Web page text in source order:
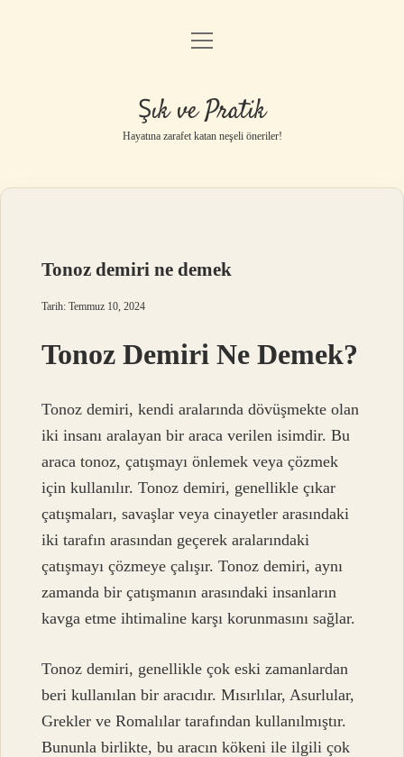
Anasayfa
Yasal Uyarı
menüyü
Şık ve Pratik
Hayatına zarafet katan neşeli öneriler!
Tonoz demiri ne demek
Tarih: Temmuz 10, 2024
Tonoz Demiri Ne Demek?
Tonoz demiri, kendi aralarında dövüşmekte olan
iki insanı aralayan bir araca verilen isimdir. Bu
araca tonoz, çatışmayı önlemek veya çözmek
için kullanılır. Tonoz demiri, genellikle çıkar
çatışmaları, savaşlar veya cinayetler arasındaki
iki tarafın arasından geçerek aralarındaki
çatışmayı çözmeye çalışır. Tonoz demiri, aynı
zamanda bir çatışmanın arasındaki insanların
kavga etme ihtimaline karşı korunmasını sağlar.
Tonoz demiri, genellikle çok eski zamanlardan
beri kullanılan bir aracıdır. Mısırlılar, Asurlular,
Grekler ve Romalılar tarafından kullanılmıştır.
Bununla birlikte, bu aracın kökeni ile ilgili çok